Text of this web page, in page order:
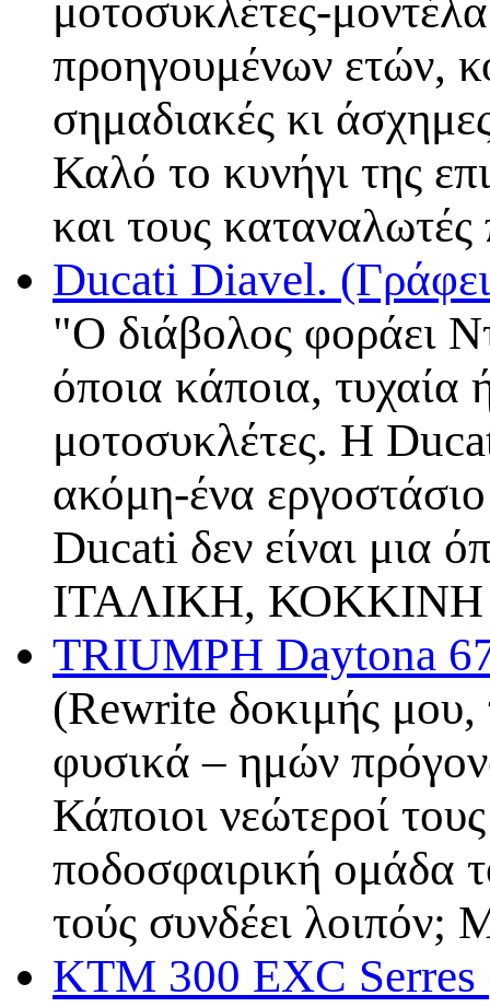
μοτοσυκλέτες-
προηγουμένων ετών,
σημαδιακές κι
Καλό το κυνήγι της
και τους
Ducati Diavel.
"Ο διάβολος φοράει
όποια κάποια, τυχαία
μοτοσυκλέτες. Η
ακόμη-ένα
Ducati δεν είναι μια
ΙΤΑΛΙΚΗ, ΚΟΚΚΙΝΗ
TRIUMPH Daytona
(Rewrite δοκιμής μου,
φυσικά – ημών
Κάποιοι νεώτεροί
ποδοσφαιρική ομάδα
τούς συνδέει
KTM 300 EXC